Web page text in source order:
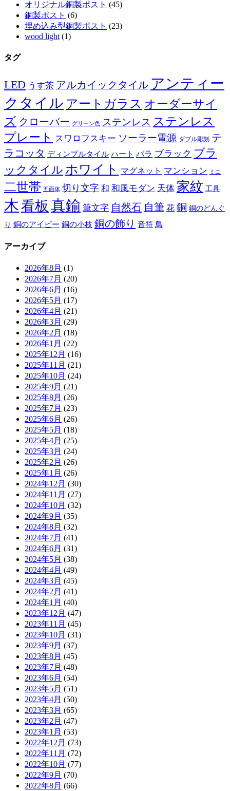
オリジナル銅製ポスト (45)
銅製ポスト (6)
埋め込み型銅製ポスト (23)
wood light (1)
タグ
LED うす茶 アルカイックタイル アンティー
クタイル アートガラス オーダーサイ
ズ クローバー グリーン色 ステンレス ステンレス
プレート スワロフスキー ソーラー電源 ダブル彫刻 テ
ラコッタ ディンプルタイル ハート バラ ブラック ブラ
ックタイル ホワイト マグネット マンション ミニ
二世帯 五面体 切り文字 和 和風モダン 天体 家紋 工具
木看板 真鍮 筆文字 自然石 自筆 花 銅 銅のどんぐ
り 銅のアイビー 銅の小枝 銅の飾り 音符 鳥
アーカイブ
2026年8月 (1)
2026年7月 (20)
2026年6月 (16)
2026年5月 (17)
2026年4月 (21)
2026年3月 (29)
2026年2月 (18)
2026年1月 (22)
2025年12月 (16)
2025年11月 (21)
2025年10月 (24)
2025年9月 (21)
2025年8月 (26)
2025年7月 (23)
2025年6月 (26)
2025年5月 (18)
2025年4月 (25)
2025年3月 (24)
2025年2月 (26)
2025年1月 (26)
2024年12月 (30)
2024年11月 (27)
2024年10月 (32)
2024年9月 (35)
2024年8月 (32)
2024年7月 (41)
2024年6月 (31)
2024年5月 (38)
2024年4月 (49)
2024年3月 (45)
2024年2月 (41)
2024年1月 (40)
2023年12月 (47)
2023年11月 (45)
2023年10月 (31)
2023年9月 (37)
2023年8月 (45)
2023年7月 (48)
2023年6月 (54)
2023年5月 (51)
2023年4月 (50)
2023年3月 (65)
2023年2月 (47)
2023年1月 (53)
2022年12月 (73)
2022年11月 (72)
2022年10月 (77)
2022年9月 (70)
2022年8月 (66)